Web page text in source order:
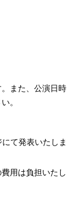
また、公演日時
。
て発表いたしま
用は負担いたし